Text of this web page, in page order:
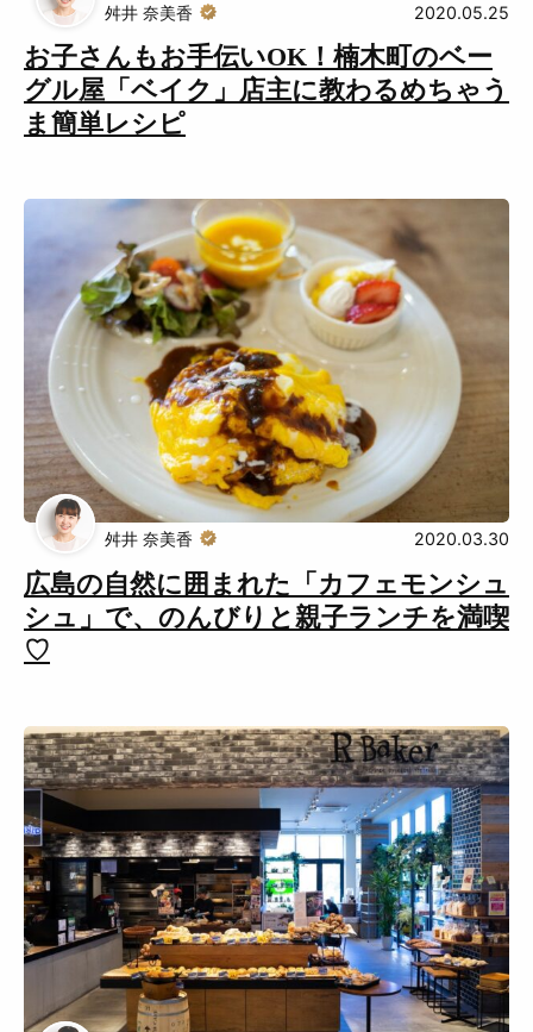
お子さんもお手伝いOK！楠木町のベー
グル屋「ベイク」店主に教わるめちゃう
ま簡単レシピ
舛井 奈美香 2020.05.25
広島の自然に囲まれた「カフェモンシュ
シュ」で、のんびりと親子ランチを満喫
♡
舛井 奈美香 2020.03.30